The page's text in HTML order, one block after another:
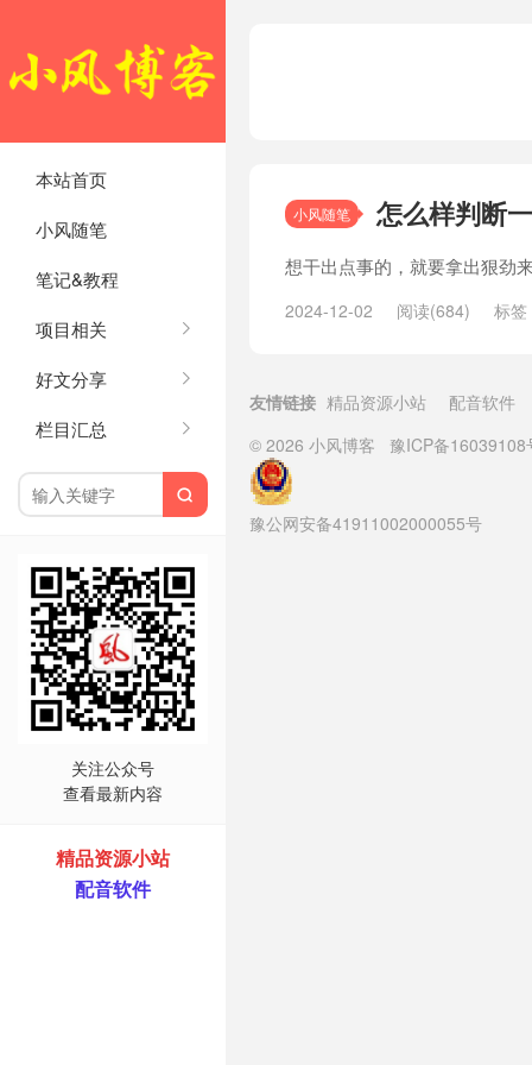
本站首页
小风随笔
笔记&教程
项目相关
好文分享
栏目汇总

关注公众号
查看最新内容
精品资源小站
配音软件
小风随笔 怎么样判断
想干出点事的，就要拿出狠劲
2024-12-02 阅读(684) 标签
友情链接 精品资源小站
配音软件
© 2026 小风博客 豫ICP备16039108
豫公网安备41911002000055号